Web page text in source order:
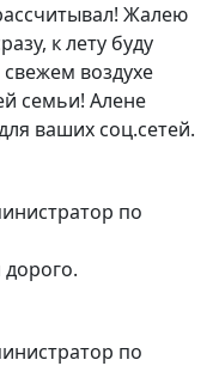
Жалею
к лету буду
воздухе
семьи! Алене
ваших соц.сетей.
по
по